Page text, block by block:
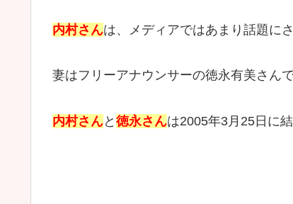
内村さんは、メディアではあまり話題に
妻はフリーアナウンサーの徳永有美さんで
内村さんと 徳永さんは2005年3月25日に